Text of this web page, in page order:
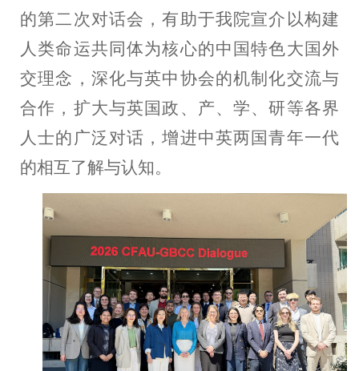
的第二次对话会，有助于我院宣介 以构建
人类命运共同体为核心的中国特色大国外
交理念， 深化与英中协会的机制化交流与
合作，扩大与英国政、产、学、研等各界
人士的广泛对话，增进中英两国青年一代
的相互了解与认知。